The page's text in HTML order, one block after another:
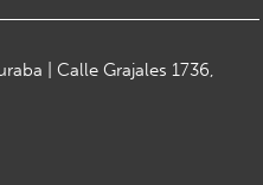
| Calle Grajales 1736,